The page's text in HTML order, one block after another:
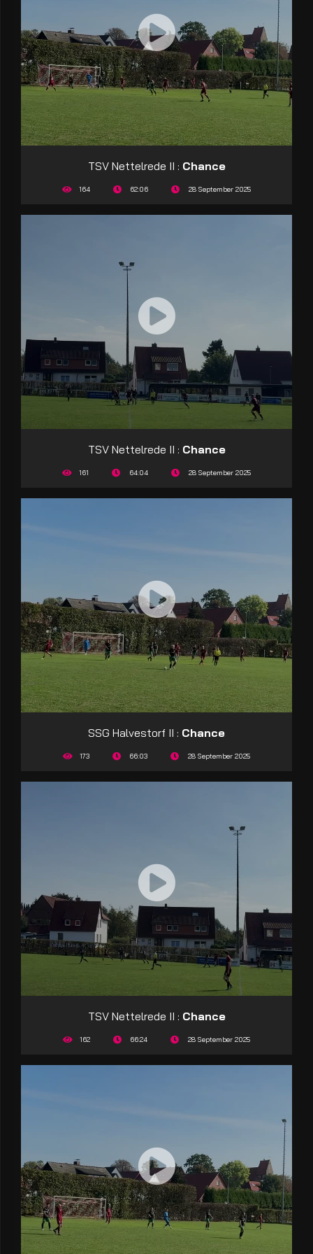
TSV Nettelrede II : Chance
164 62:06 28 September 2025
TSV Nettelrede II : Chance
161 64:04 28 September 2025
SSG Halvestorf II : Chance
173 66:03 28 September 2025
TSV Nettelrede II : Chance
162 66:24 28 September 2025